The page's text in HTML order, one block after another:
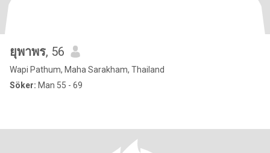
ยุพาพร, 56
Wapi Pathum, Maha Sarakham, Thailand
Söker: Man 55 - 69